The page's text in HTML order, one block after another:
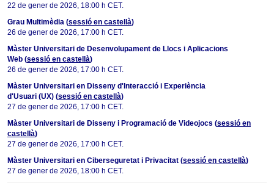
22 de gener de 2026, 18:00 h CET.
Grau Multimèdia (sessió en castellà)
26 de gener de 2026, 17:00 h CET.
Màster Universitari de Desenvolupament de Llocs i Aplicacions
Web (sessió en castellà)
26 de gener de 2026, 17:00 h CET.
Màster Universitari en Disseny d'Interacció i Experiència
d'Usuari (UX) (sessió en castellà)
27 de gener de 2026, 17:00 h CET.
Màster Universitari de Disseny i Programació de Videojocs (sessió en
castellà)
27 de gener de 2026, 17:00 h CET.
Màster Universitari en Ciberseguretat i Privacitat (sessió en castellà)
27 de gener de 2026, 18:00 h CET.